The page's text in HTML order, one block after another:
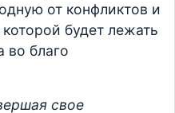
от конфликтов и
будет лежать
во благо
свое